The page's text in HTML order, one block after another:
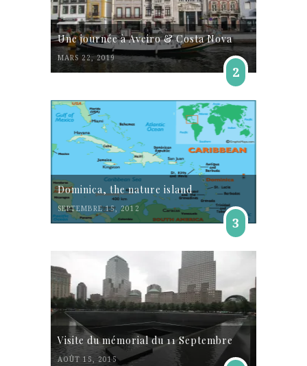
Une journée à Aveiro & Costa Nova
MARS 22, 2019
2
Dominica, the nature island
SEPTEMBRE 15, 2012
3
Visite du mémorial du 11 Septembre
AOÛT 15, 2015